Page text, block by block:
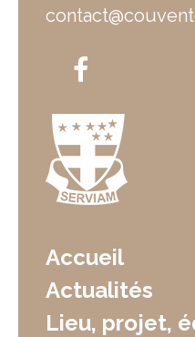
Accueil
Actualités
Lieu, projet,